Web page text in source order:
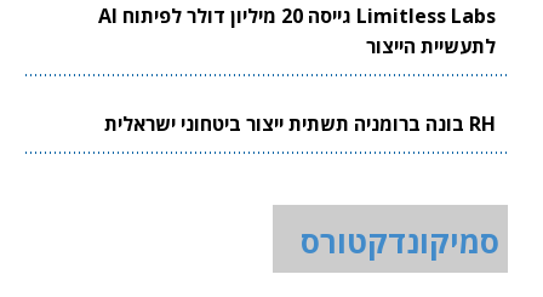
Limitless Labs גייסה 20 מיליון דולר לפיתוח AI
לתעשיית הייצור
RH בונה ברומניה תשתית ייצור ביטחוני ישראלית
סמיקונדקטורס